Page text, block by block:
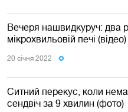
Вечеря нашвидкуруч: два
мікрохвильовій печі (відео)
20 сiчня 2022
Ситний перекус, коли
сендвіч за 9 хвилин (фото)